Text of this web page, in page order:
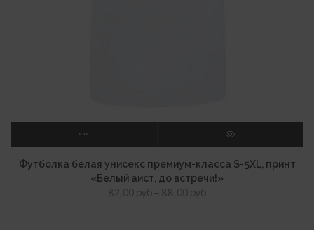
ВЫБЕРИТЕ ПАРАМЕТРЫ ПРОСМОТР
Футболка белая унисекс премиум-класса S-5XL, принт
«Белый аист, до встречи!»
82,00 руб– 88,00 рубДиапазон